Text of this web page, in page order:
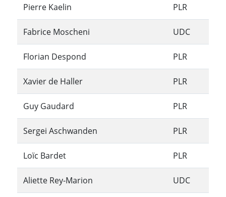
Pierre Kaelin PLR
Fabrice Moscheni UDC
Florian Despond PLR
Xavier de Haller PLR
Guy Gaudard PLR
Sergei Aschwanden PLR
Loïc Bardet PLR
Aliette Rey-Marion UDC